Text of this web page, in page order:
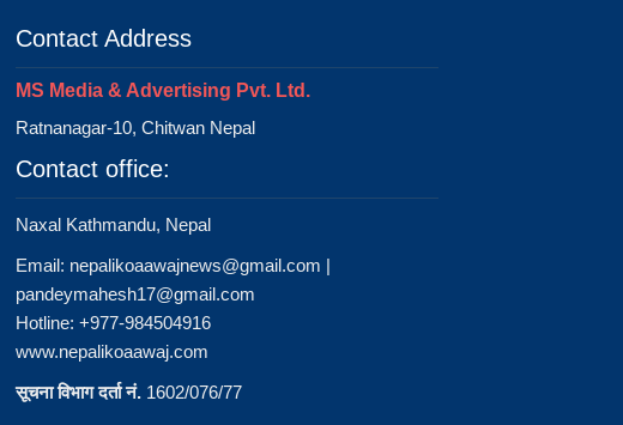
Contact Address
MS Media & Advertising Pvt. Ltd.
Ratnanagar-10, Chitwan Nepal
Contact office:
Naxal Kathmandu, Nepal
Email: nepalikoaawajnews@gmail.com |
pandeymahesh17@gmail.com
Hotline: +977-984504916
www.nepalikoaawaj.com
सूचना विभाग दर्ता नं. 1602/076/77